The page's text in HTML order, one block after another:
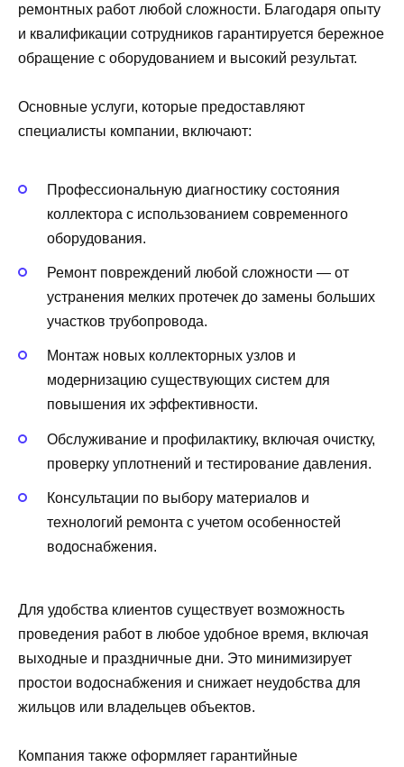
ремонтных работ любой сложности. Благодаря опыту
и квалификации сотрудников гарантируется бережное
обращение с оборудованием и высокий результат.
Основные услуги, которые предоставляют
специалисты компании, включают:
Профессиональную диагностику состояния
коллектора с использованием современного
оборудования.
Ремонт повреждений любой сложности — от
устранения мелких протечек до замены больших
участков трубопровода.
Монтаж новых коллекторных узлов и
модернизацию существующих систем для
повышения их эффективности.
Обслуживание и профилактику, включая очистку,
проверку уплотнений и тестирование давления.
Консультации по выбору материалов и
технологий ремонта с учетом особенностей
водоснабжения.
Для удобства клиентов существует возможность
проведения работ в любое удобное время, включая
выходные и праздничные дни. Это минимизирует
простои водоснабжения и снижает неудобства для
жильцов или владельцев объектов.
Компания также оформляет гарантийные